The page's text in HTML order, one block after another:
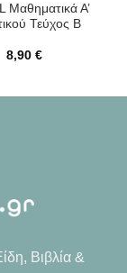
Μαθηματικά Α’
Τεύχος B
8,90 €
Βιβλία &